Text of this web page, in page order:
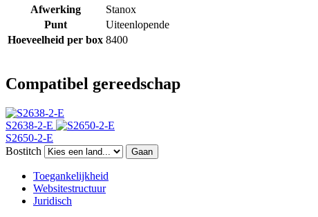
Afwerking
Stanox
Punt
Uiteenlopende
Hoeveelheid per box 8400
Compatibel gereedschap
S2638-2-E
S2650-2-E
Bostitch
Gaan
Toegankelijkheid
Websitestructuur
Juridisch